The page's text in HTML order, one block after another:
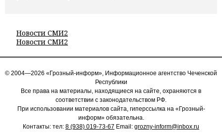
Новости СМИ2
Новости СМИ2
© 2004—2026 «Грозный-информ», Информационное агентство Чеченской
Республики
Все права на материалы, находящиеся на сайте, охраняются в
соответствии с законодательством РФ.
При использовании материалов сайта, гиперссылка на «Грозный-
информ» обязательна.
Контакты: тел: 8 (938) 019-73-67 Email: grozny-inform@inbox.ru